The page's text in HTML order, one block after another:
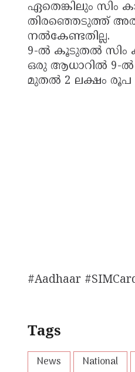
ഏതെങ്കിലും സിം
തിരഞ്ഞെടുത്ത് അത്
നൽകേണ്ടതില്ല.
9-ൽ കൂടുതൽ സിം
ഒരു ആധാറിൽ 9-
മുതൽ 2 ലക്ഷം രൂപ
#Aadhaar
Tags
News National